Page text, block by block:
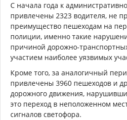
С начала года к
привлечены 2323 водителя, не
преимущество пешеходам на
полиции, именно такие
причиной дорожно-
участием наиболее уязвимых
Кроме того, за аналогичный
привлечены 3960 пешеходов и
дорожного движения,
это переход в неположенном
сигналов светофора.